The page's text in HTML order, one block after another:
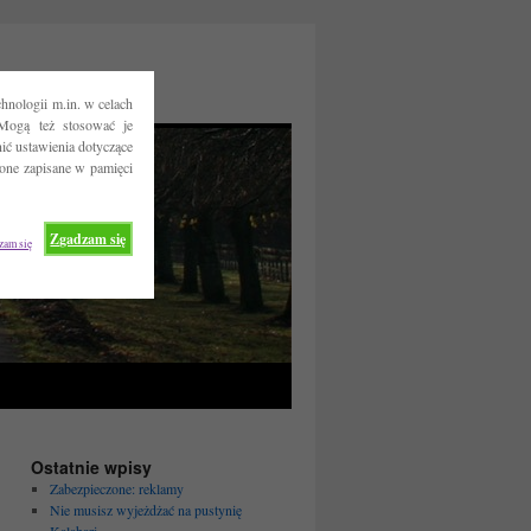
m.in. w celach
też stosować je
ustawienia dotyczące
zapisane w pamięci
Zgadzam się
się
Ostatnie wpisy
Zabezpieczone: reklamy
Nie musisz wyjeżdżać na pustynię